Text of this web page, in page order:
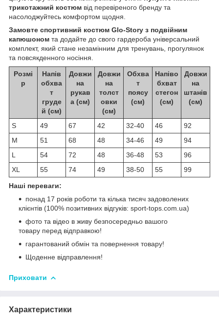
трикотажний костюм від перевіреного бренду та
насолоджуйтесь комфортом щодня.
Замовте спортивний костюм Glo-Story з подвійним
капюшоном та додайте до свого гардероба універсальний
комплект, який стане незамінним для тренувань, прогулянок
та повсякденного носіння.
Розмі
р
Напів
обхва
т
груде
й (см)
Довжи
на
рукав
а (см)
Довжи
на
толст
овки
(см)
Обхва
т
поясу
(см)
Напіво
бхват
стегон
(см)
Довжи
на
штанів
(см)
S 49 67 42 32-40 46
92
M
51 68 48 34-46 49
94
L
54 72 48 36-48 53
96
XL
55 74 49 38-50 55 99
Наші переваги:
понад 17 років роботи та кілька тисяч задоволених
клієнтів (100% позитивних відгуків: sport-tops.com.ua)
фото та відео в живу безпосередньо вашого
товару перед відправкою!
гарантований обмін та повернення товару!
Щоденне відправлення!
Приховати
Характеристики